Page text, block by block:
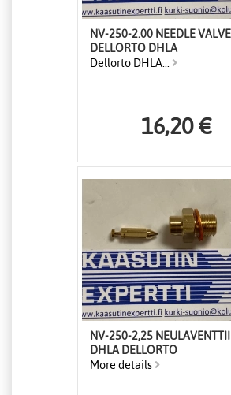
NV-250-2.00 NEEDLE VALVE
DELLORTO DHLA
Dellorto DHLA...
16,20 €
NV-250-2,25
DHLA DELLORTO
More details